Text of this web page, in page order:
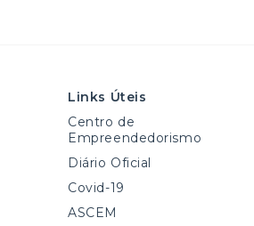
Links Úteis
Centro de
Empreendedorismo
Diário Oficial
Covid-19
ASCEM